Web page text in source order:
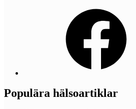
Populära hälsoartiklar